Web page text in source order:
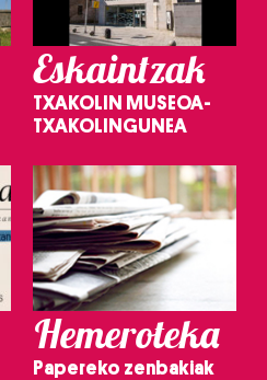
Eskaintzak
TXAKOLIN MUSEOA-
TXAKOLINGUNEA
Hemeroteka
Papereko zenbakiak